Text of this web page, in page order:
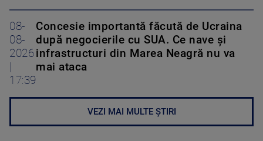
08-
08-
2026
17:39
Concesie importantă făcută de Ucraina
după negocierile cu SUA. Ce nave şi
infrastructuri din Marea Neagră nu va
mai ataca
VEZI MAI MULTE ȘTIRI